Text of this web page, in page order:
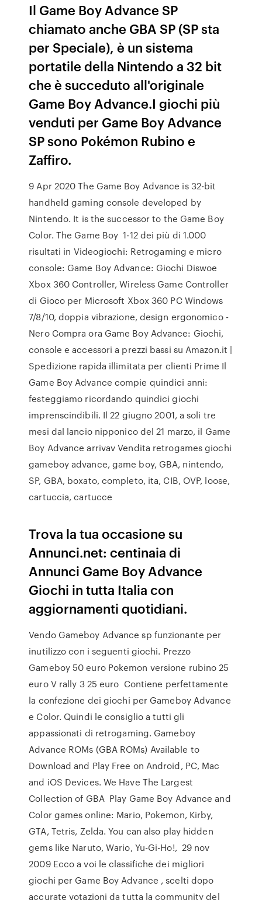
Il Game Boy Advance SP
chiamato anche GBA SP (SP sta
per Speciale), è un sistema
portatile della Nintendo a 32 bit
che è succeduto all'originale
Game Boy Advance.I giochi più
venduti per Game Boy Advance
SP sono Pokémon Rubino e
Zaffiro.
9 Apr 2020 The Game Boy Advance is 32-bit
handheld gaming console developed by
Nintendo. It is the successor to the Game Boy
Color. The Game Boy 1-12 dei più di 1.000
risultati in Videogiochi: Retrogaming e micro
console: Game Boy Advance: Giochi Diswoe
Xbox 360 Controller, Wireless Game Controller
di Gioco per Microsoft Xbox 360 PC Windows
7/8/10, doppia vibrazione, design ergonomico -
Nero Compra ora Game Boy Advance: Giochi,
console e accessori a prezzi bassi su Amazon.it |
Spedizione rapida illimitata per clienti Prime Il
Game Boy Advance compie quindici anni:
festeggiamo ricordando quindici giochi
imprenscindibili. Il 22 giugno 2001, a soli tre
mesi dal lancio nipponico del 21 marzo, il Game
Boy Advance arrivav Vendita retrogames giochi
gameboy advance, game boy, GBA, nintendo,
SP, GBA, boxato, completo, ita, CIB, OVP, loose,
cartuccia, cartucce
Trova la tua occasione su
Annunci.net: centinaia di
Annunci Game Boy Advance
Giochi in tutta Italia con
aggiornamenti quotidiani.
Vendo Gameboy Advance sp funzionante per
inutilizzo con i seguenti giochi. Prezzo
Gameboy 50 euro Pokemon versione rubino 25
euro V rally 3 25 euro Contiene perfettamente
la confezione dei giochi per Gameboy Advance
e Color. Quindi le consiglio a tutti gli
appassionati di retrogaming. Gameboy
Advance ROMs (GBA ROMs) Available to
Download and Play Free on Android, PC, Mac
and iOS Devices. We Have The Largest
Collection of GBA Play Game Boy Advance and
Color games online: Mario, Pokemon, Kirby,
GTA, Tetris, Zelda. You can also play hidden
gems like Naruto, Wario, Yu-Gi-Ho!, 29 nov
2009 Ecco a voi le classifiche dei migliori
giochi per Game Boy Advance , scelti dopo
accurate votazioni da tutta la community del